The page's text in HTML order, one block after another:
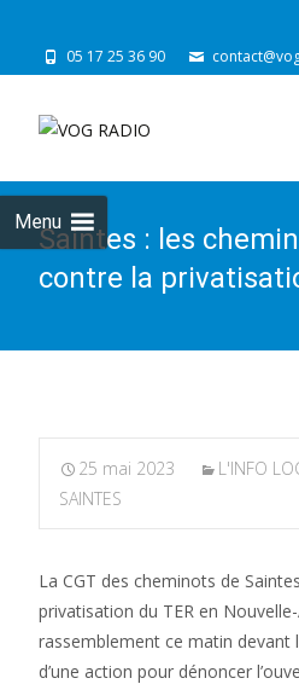
05 17 25 36 90
Menu
Saintes : les
contre la
25 mai 2023
L'INFO
SAINTES
La CGT des cheminots de
privatisation du TER en
rassemblement ce matin devant
d’une action pour dénoncer